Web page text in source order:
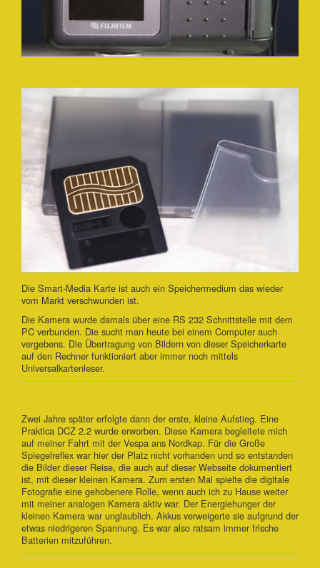
Die Smart-Media Karte ist auch ein Speichermedium das wieder
vom Markt verschwunden ist.
Die Kamera wurde damals über eine RS 232 Schnittstelle mit dem
PC verbunden. Die sucht man heute bei einem Computer auch
vergebens. Die Übertragung von Bildern von dieser Speicherkarte
auf den Rechner funktioniert aber immer noch mittels
Universalkartenleser.
Zwei Jahre später erfolgte dann der erste, kleine Aufstieg. Eine
Praktica DCZ 2.2 wurde erworben. Diese Kamera begleitete mich
auf meiner Fahrt mit der Vespa ans Nordkap. Für die Große
Spiegelreflex war hier der Platz nicht vorhanden und so entstanden
die Bilder dieser Reise, die auch auf dieser Webseite dokumentiert
ist, mit dieser kleinen Kamera. Zum ersten Mal spielte die digitale
Fotografie eine gehobenere Rolle, wenn auch ich zu Hause weiter
mit meiner analogen Kamera aktiv war. Der Energiehunger der
kleinen Kamera war unglaublich. Akkus verweigerte sie aufgrund der
etwas niedrigeren Spannung. Es war also ratsam immer frische
Batterien mitzuführen.